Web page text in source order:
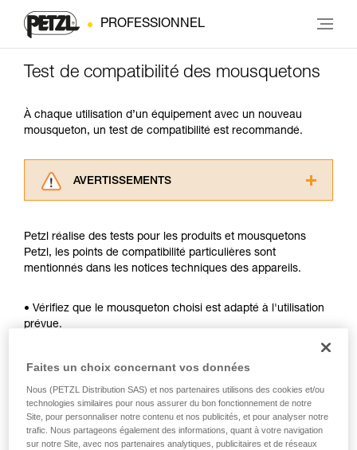
PROFESSIONNEL
Test de compatibilité des mousquetons
À chaque utilisation d’un équipement avec un nouveau
mousqueton, un test de compatibilité est recommandé.
AVERTISSEMENTS
consulter. Vous devez avoir compris les
informations de la notice technique pour
pouvoir comprendre ce complément
Maîtriser ces techniques nécessite une
de la reproduire en autonomie.
Nous donnons des exemples de techniques
liées à votre activité. Il peut en exister d’autres
que nous ne décrivons pas ici.
Petzl réalise des tests pour les produits et mousquetons
Petzl, les points de compatibilité particulières sont
mentionnés dans les notices techniques des appareils.
• Vérifiez que le mousqueton choisi est adapté à l'utilisation
prévue.
de connexion de l'appareil.
• Évaluez la possibilité que le mousqueton se mette en
mauvaise position et la stabilité de cette mauvaise position.
• Vérifiez les risques d'interférence entre les éléments du
système et la bague du mousqueton.
Faites un choix concernant vos données
Nous (PETZL Distribution SAS) et nos partenaires utilisons des cookies et/ou
technologies similaires pour nous assurer du bon fonctionnement de notre
Site, pour personnaliser notre contenu et nos publicités, et pour analyser notre
trafic. Nous partageons également des informations, quant à votre navigation
sur notre Site, avec nos partenaires analytiques, publicitaires et de réseaux